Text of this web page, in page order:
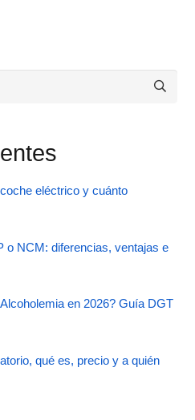
eléctrico y cuánto
o NCM: diferencias, ventajas e
en 2026? Guía DGT
qué es, precio y a quién